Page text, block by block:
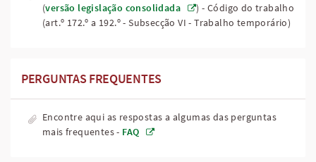
(versão legislação consolidada
) - Código do trabalho
(art.º 172.º a 192.º - Subsecção VI - Trabalho temporário)
PERGUNTAS FREQUENTES
Encontre aqui as respostas a algumas das perguntas
mais frequentes - FAQ